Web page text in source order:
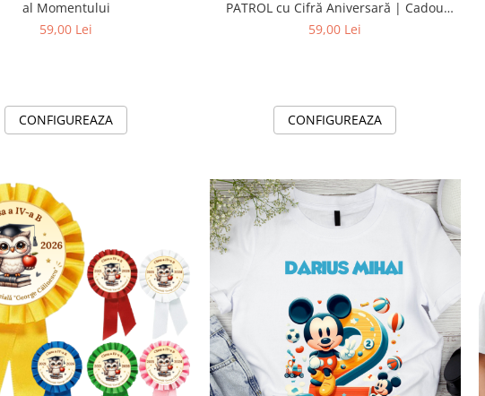
al Momentului
59,00 Lei
CONFIGUREAZA
PATROL cu Cifră Aniversară | Cadou
Personalizat e-CADOU - Copie
59,00 Lei
CONFIGUREAZA